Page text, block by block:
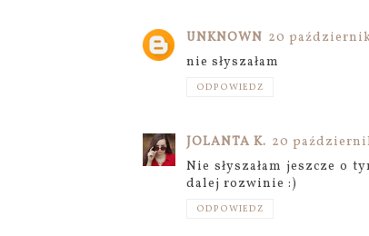
UNKNOWN 20
nie słyszałam
ODPOWIEDZ
JOLANTA K. 20
Nie słyszałam jeszcze o
dalej rozwinie :)
ODPOWIEDZ